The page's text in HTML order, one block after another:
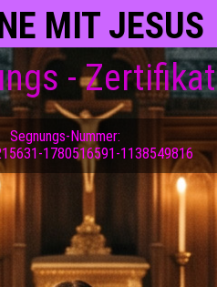
MIT JESUS
- Zertifikat
Segnungs-Nummer:
1780516591-1138549816